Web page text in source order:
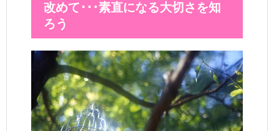
改めて･･･素直になる大切さを知
ろう